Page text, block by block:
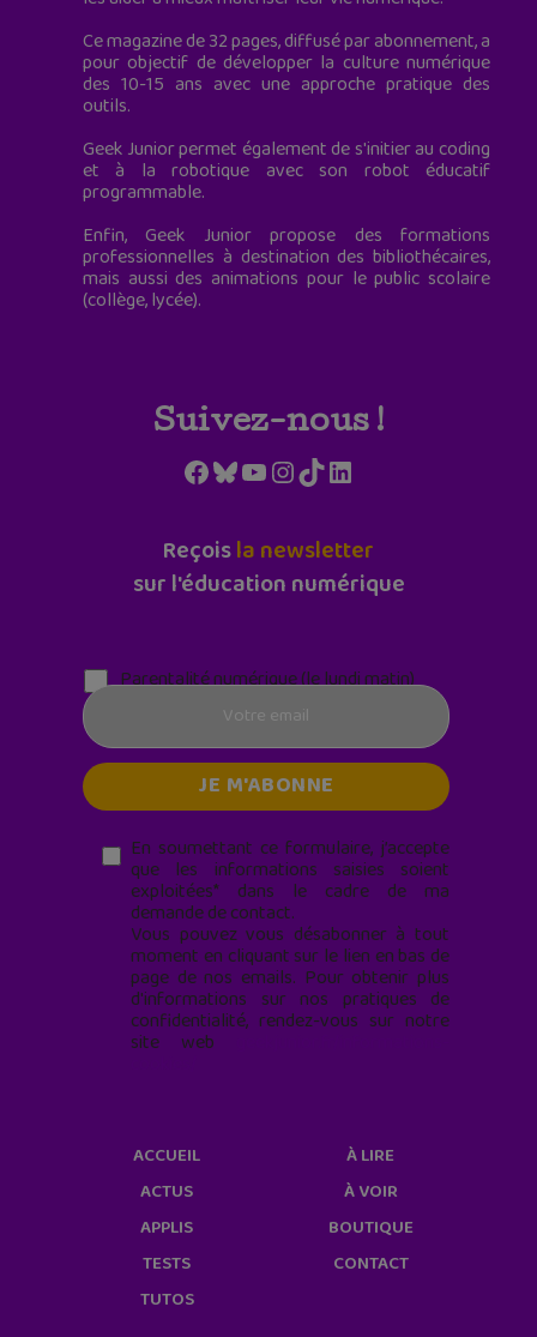
Ce magazine de 32 pages, diffusé par abonnement, a
pour objectif de développer la culture numérique
des 10-15 ans avec une approche pratique des
outils.
Geek Junior permet également de s'initier au coding
et à la robotique avec son robot éducatif
programmable.
Enfin, Geek Junior propose des formations
professionnelles à destination des bibliothécaires,
mais aussi des animations pour le public scolaire
(collège, lycée).
Suivez-nous !
Facebook
Bluesky
YouTube
Instagram
TikTokLinkedIn
Reçoisla newsletter
sur l'éducation numérique
Parentalité numérique (le lundi matin)
En soumettant ce formulaire, j’accepte
que les informations saisies soient
exploitées* dans le cadre de ma
demande de contact.
Vous pouvez vous désabonner à tout
moment en cliquant sur le lien en bas de
page de nos emails. Pour obtenir plus
d'informations sur nos pratiques de
confidentialité, rendez-vous sur notre
site web
ACCUEIL
ACTUS
APPLIS
TESTS
TUTOS
À LIRE
À VOIR
BOUTIQUE
CONTACT